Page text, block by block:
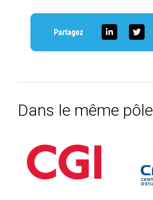
Partagez
Dans le même pôle